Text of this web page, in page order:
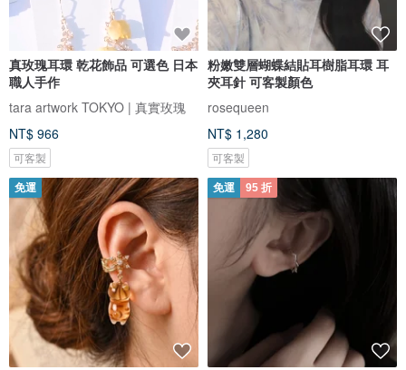
真玫瑰耳環 乾花飾品 可選色 日本
職人手作
tara artwork TOKYO | 真實玫瑰
NT$ 966
可客製
粉嫩雙層蝴蝶結貼耳樹脂耳環 耳
夾耳針 可客製顏色
rosequeen
NT$ 1,280
可客製
免運 免運 95 折